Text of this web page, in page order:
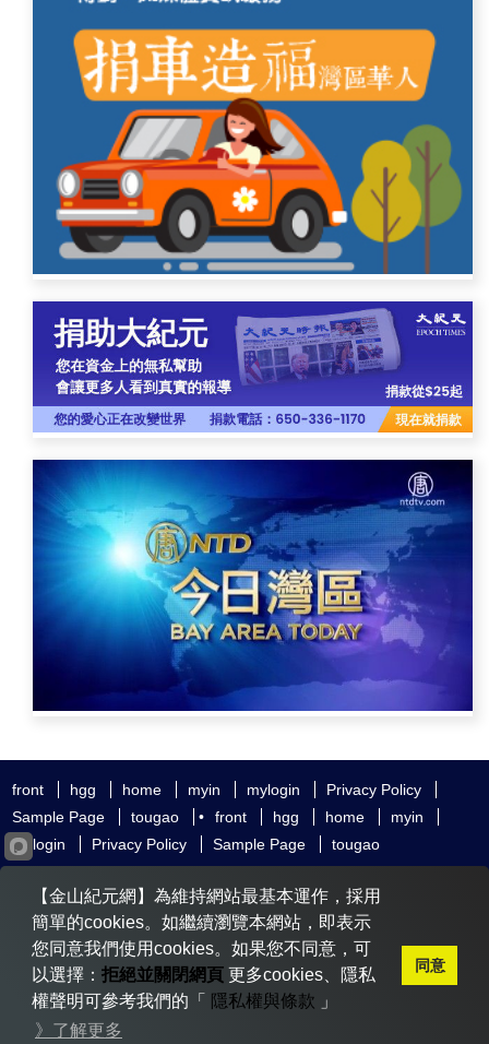
front hgg home myin mylogin
Privacy Policy
Sample Page
tougao • front hgg home
myin
mylogin
Privacy Policy Sample Page tougao
友好鏈接 追查國際 新唐人電視
神韻藝術團
大紀元時報
希望之聲 全球退黨服務中心 明慧網
無界網
Copyright © 2020-2026 金山紀元. All Rights Reserved.
【金山紀元網】為維持網站最基本運作，採用
簡單的cookies。如繼續瀏覽本網站，即表示
您同意我們使用cookies。如果您不同意，可
以選擇： 拒絕並關閉網頁更多cookies、隱私
權聲明可參考我們的「
隱私權與條款 」
》了解更多
同意